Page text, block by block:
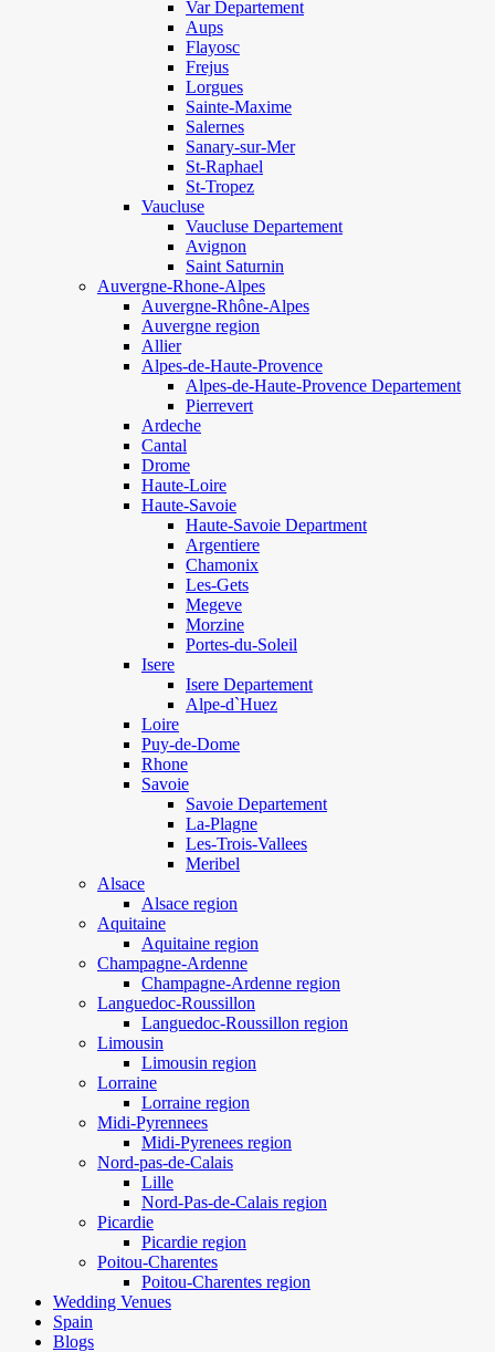
Var Departement
Aups
Flayosc
Frejus
Lorgues
Sainte-Maxime
Salernes
Sanary-sur-Mer
St-Raphael
St-Tropez
Vaucluse
Vaucluse Departement
Avignon
Saint Saturnin
Auvergne-Rhone-Alpes
Auvergne-Rhône-Alpes
Auvergne region
Allier
Alpes-de-Haute-Provence
Alpes-de-Haute-Provence Departement
Pierrevert
Ardeche
Cantal
Drome
Haute-Loire
Haute-Savoie
Haute-Savoie Department
Argentiere
Chamonix
Les-Gets
Megeve
Morzine
Portes-du-Soleil
Isere
Isere Departement
Alpe-d`Huez
Loire
Puy-de-Dome
Rhone
Savoie
Savoie Departement
La-Plagne
Les-Trois-Vallees
Meribel
Alsace
Alsace region
Aquitaine
Aquitaine region
Champagne-Ardenne
Champagne-Ardenne region
Languedoc-Roussillon
Languedoc-Roussillon region
Limousin
Limousin region
Lorraine
Lorraine region
Midi-Pyrennees
Midi-Pyrenees region
Nord-pas-de-Calais
Lille
Nord-Pas-de-Calais region
Picardie
Picardie region
Poitou-Charentes
Poitou-Charentes region
Wedding Venues
Spain
Blogs